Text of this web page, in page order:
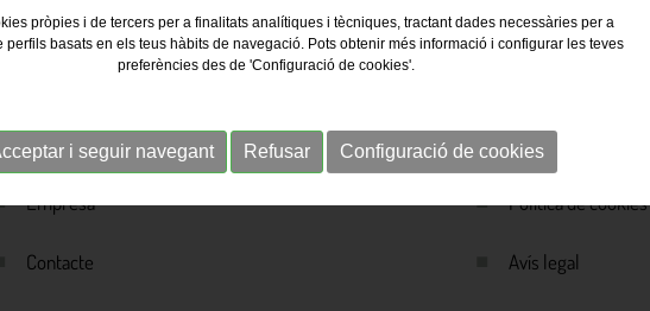
Planificació i programes d'obres
Auditories de projectes
Inici
Empresa
Contacte
Política de privacitat
Política de cookies
Avís legal
pròpies i de tercers per a finalitats analítiques i tècniques, tractant dades necessàries per a
perfils basats en els teus hàbits de navegació. Pots obtenir més informació i configurar les teves
preferències des de 'Configuració de cookies'.
i seguir navegant Refusar Configuració de cookies